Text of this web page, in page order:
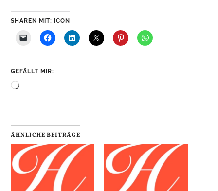
SHAREN MIT: ICON
GEFÄLLT MIR:
Wird
ÄHNLICHE BEITRÄGE